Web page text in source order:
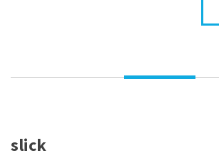
slick